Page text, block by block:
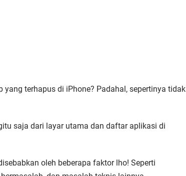
terhapus di iPhone? Padahal, sepertinya tidak
saja dari layar utama dan daftar aplikasi di
oleh beberapa faktor lho! Seperti